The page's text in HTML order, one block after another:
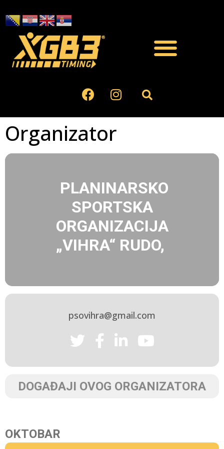
Organizator
PLANINARSKO
SPORTSKA
ORGANIZACIJA
„VIHRA“ RUDO,
psovihra@gmail.com
DOGAĐAJI OVOG ORGANIZATORA
OKTOBAR